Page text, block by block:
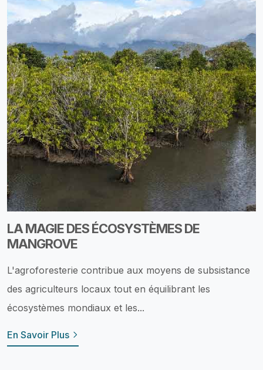
LA MAGIE DES ÉCOSYSTÈMES DE
MANGROVE
L'agroforesterie contribue aux moyens de subsistance
des agriculteurs locaux tout en équilibrant les
écosystèmes mondiaux et les...
En Savoir Plus